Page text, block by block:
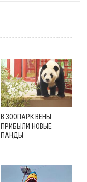
В ЗООПАРК ВЕНЫ
ПРИБЫЛИ НОВЫЕ
ПАНДЫ